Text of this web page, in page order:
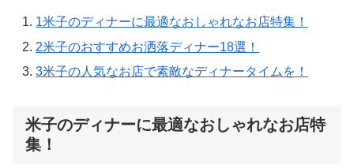
1米子のディナーに最適なおしゃれなお店特集！
2米子のおすすめお洒落ディナー18選！
3米子の人気なお店で素敵なディナータイムを！
米子のディナーに最適なおしゃれなお店特
集！